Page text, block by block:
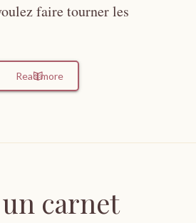
faire tourner les
Read more
un carnet